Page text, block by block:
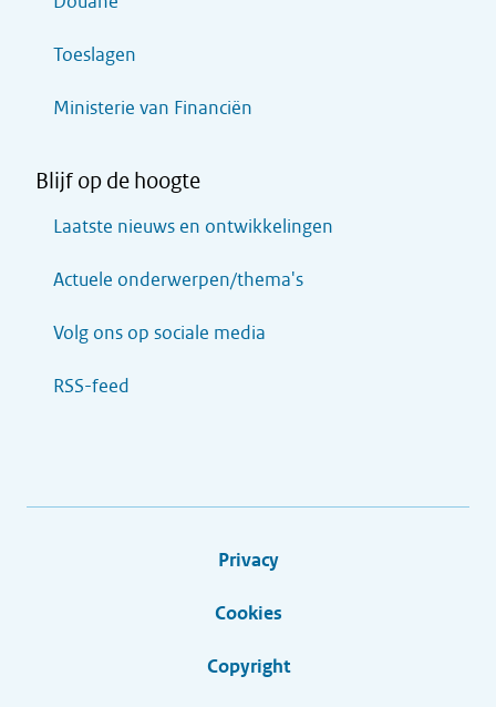
Toeslagen
Ministerie van Financiën
Blijf op de hoogte
Laatste nieuws en ontwikkelingen
Actuele onderwerpen/thema's
Volg ons op sociale media
RSS-feed
Privacy
Cookies
Copyright